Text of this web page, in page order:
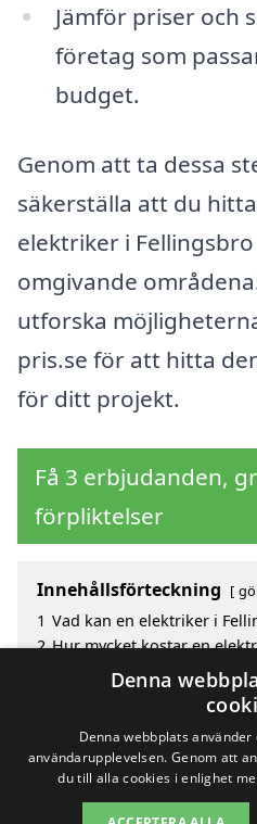
Jämför priser och
företag som
budget.
Genom att ta dessa
säkerställa att du
elektriker i
omgivande
utforska
pris.se för att hitta
för ditt projekt.
Få 3 erbjudanden,
förpliktelser
Innehållsförteckning
1 Vad kan en elektriker i
2 Hur mycket kostar en
Fördelar med att välja
Sök efter en skicklig
Denna
Denna webbplats
användarupplevelsen. Genom att
du till alla cookies i enlighet